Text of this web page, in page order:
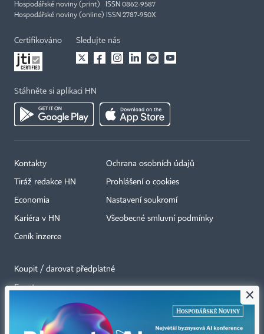
Hospodářské noviny (print) ISSN 0862-9587
Hospodářské noviny (online) ISSN 2787-950X
Certifikováno Sledujte nás
Stáhněte si aplikaci HN
Kontakty
Tiráž redakce HN
Economia
Kariéra v HN
Ceník inzerce
Ochrana osobních údajů
Prohlášení o cookies
Nastavení soukromí
Všeobecné smluvní podmínky
Koupit / darovat předplatné
Eventy
RSS kanály
×